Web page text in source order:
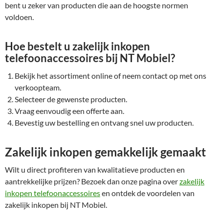
bent u zeker van producten die aan de hoogste normen
voldoen.
Hoe bestelt u zakelijk inkopen
telefoonaccessoires bij NT Mobiel?
Bekijk het assortiment online of neem contact op met ons
verkoopteam.
Selecteer de gewenste producten.
Vraag eenvoudig een offerte aan.
Bevestig uw bestelling en ontvang snel uw producten.
Zakelijk inkopen gemakkelijk gemaakt
Wilt u direct profiteren van kwalitatieve producten en
aantrekkelijke prijzen? Bezoek dan onze pagina overzakelijk
inkopen telefoonaccessoiresen ontdek de voordelen van
zakelijk inkopen bij NT Mobiel.